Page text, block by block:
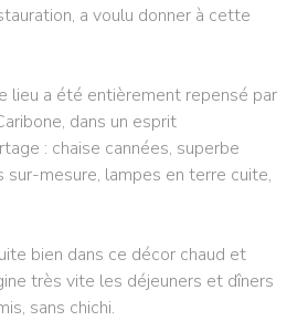
a voulu donner à cette
lieu a été entièrement repensé par
dans un esprit
: chaise cannées, superbe
mesure, lampes en terre cuite,
bien dans ce décor chaud et
très vite les déjeuners et dîners
sans chichi.